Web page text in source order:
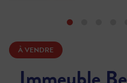
À VENDRE